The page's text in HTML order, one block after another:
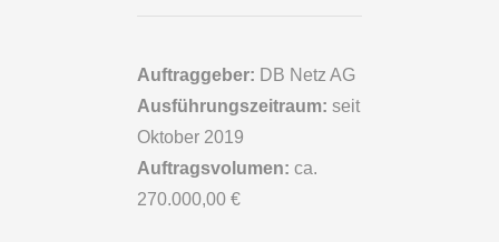
Auftraggeber: DB Netz AG
Ausführungszeitraum: seit
Oktober 2019
Auftragsvolumen:ca.
270.000,00 €